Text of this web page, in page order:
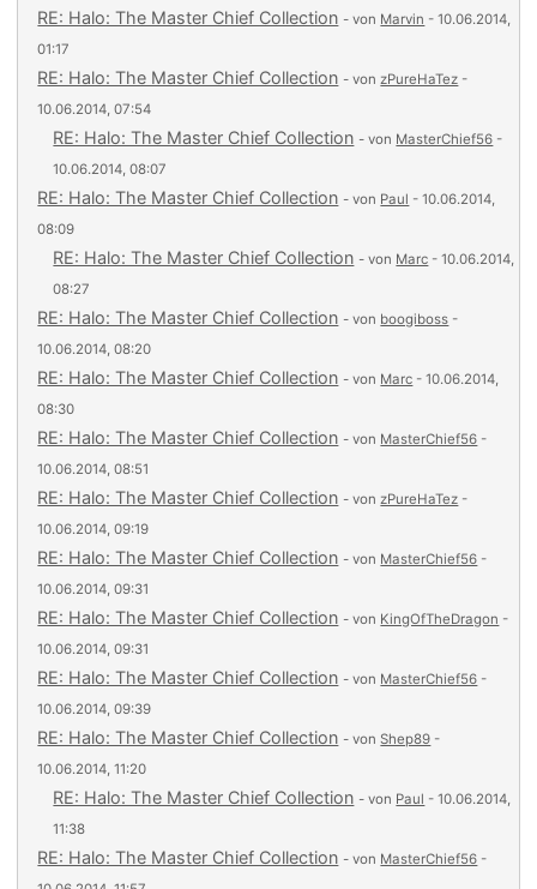
RE: Halo: The Master Chief Collection - von Marvin - 10.06.2014,
01:17
RE: Halo: The Master Chief Collection - vonzPureHaTez -
10.06.2014, 07:54
RE: Halo: The Master Chief Collection - von MasterChief56 -
10.06.2014, 08:07
RE: Halo: The Master Chief Collection - von Paul - 10.06.2014,
08:09
RE: Halo: The Master Chief Collection - von Marc - 10.06.2014,
08:27
RE: Halo: The Master Chief Collection - von boogiboss -
10.06.2014, 08:20
RE: Halo: The Master Chief Collection - von Marc - 10.06.2014,
08:30
RE: Halo: The Master Chief Collection - von MasterChief56 -
10.06.2014, 08:51
RE: Halo: The Master Chief Collection - vonzPureHaTez -
10.06.2014, 09:19
RE: Halo: The Master Chief Collection - von MasterChief56 -
10.06.2014, 09:31
RE: Halo: The Master Chief Collection - von KingOfTheDragon -
10.06.2014, 09:31
RE: Halo: The Master Chief Collection - von MasterChief56 -
10.06.2014, 09:39
RE: Halo: The Master Chief Collection - vonShep89 -
10.06.2014, 11:20
RE: Halo: The Master Chief Collection - von Paul - 10.06.2014,
11:38
RE: Halo: The Master Chief Collection - von MasterChief56 -